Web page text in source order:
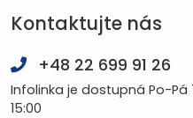
Kontaktujte nás
+48 22 699 91 26
Infolinka je dostupná Po-Pá
15:00